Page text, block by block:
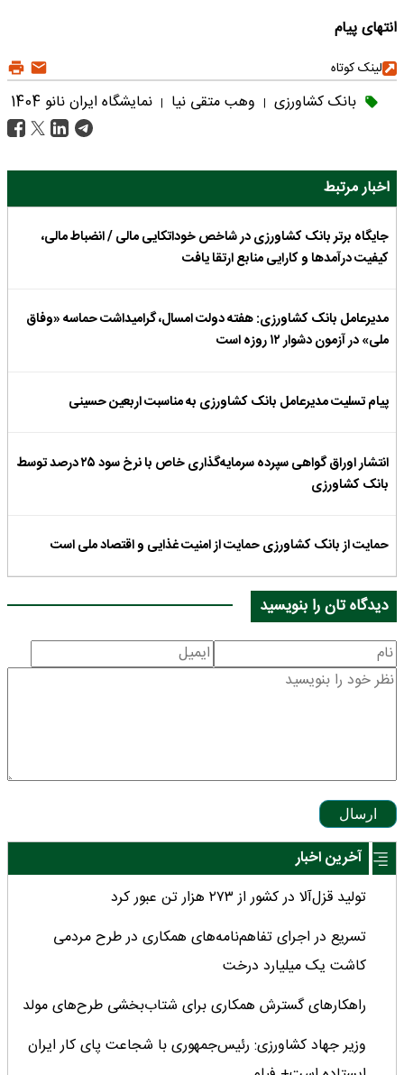
انتهای پیام
لینک کوتاه
بانک کشاورزی | وهب متقی نیا | نمایشگاه ایران نانو 1404
اخبار مرتبط
جایگاه برتر بانک کشاورزی در شاخص خوداتکایی مالی / انضباط مالی،
کیفیت درآمدها و کارایی منابع ارتقا یافت
مدیرعامل بانک کشاورزی: هفته دولت امسال، گرامیداشت حماسه «وفاق
ملی» در آزمون دشوار ۱۲ روزه است
پیام تسلیت مدیرعامل بانک کشاورزی به مناسبت اربعین حسینی
انتشار اوراق گواهی سپرده سرمایه‌گذاری خاص با نرخ سود ۲۵ درصد توسط
بانک کشاورزی
حمایت از بانک کشاورزی حمایت از امنیت غذایی و اقتصاد ملی است
دیدگاه تان را بنویسید
ارسال
آخرین اخبار
تولید قزل‌آلا در کشور از ۲۷۳ هزار تن عبور کرد
تسریع در اجرای تفاهم‌نامه‌های همکاری در طرح مردمی
کاشت یک میلیارد درخت
راهکارهای گسترش همکاری برای شتاب‌بخشی طرح‌های مولد
وزیر جهاد کشاورزی: رئیس‌جمهوری با شجاعت پای کار ایران